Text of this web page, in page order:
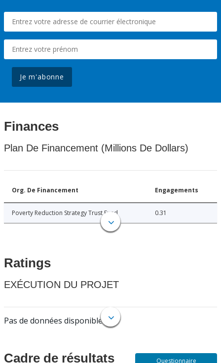
Je m'abonne
Finances
Plan De Financement (Millions De Dollars)
Org. De Financement Engagements
Poverty Reduction Strategy Trust Fund 0.31
Ratings
EXÉCUTION DU PROJET
Pas de données disponibles.
Cadre de résultats Questionnaire